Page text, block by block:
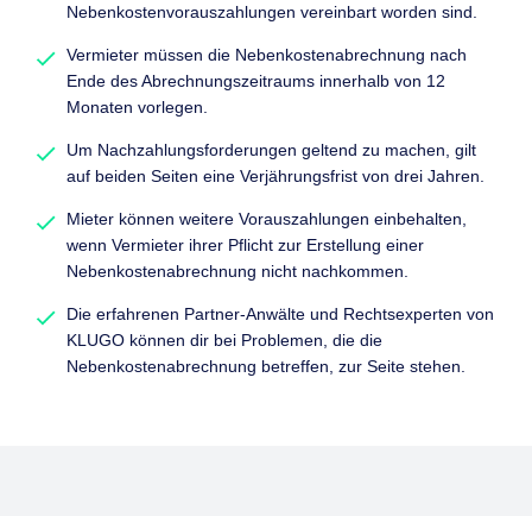
Nebenkostenvorauszahlungen vereinbart worden sind.
Vermieter müssen die Nebenkostenabrechnung nach
Ende des Abrechnungszeitraums innerhalb von 12
Monaten vorlegen.
Um Nachzahlungsforderungen geltend zu machen, gilt
auf beiden Seiten eine Verjährungsfrist von drei Jahren.
Mieter können weitere Vorauszahlungen einbehalten,
wenn Vermieter ihrer Pflicht zur Erstellung einer
Nebenkostenabrechnung nicht nachkommen.
Die erfahrenen Partner-Anwälte und Rechtsexperten von
KLUGO können dir bei Problemen, die die
Nebenkostenabrechnung betreffen, zur Seite stehen.